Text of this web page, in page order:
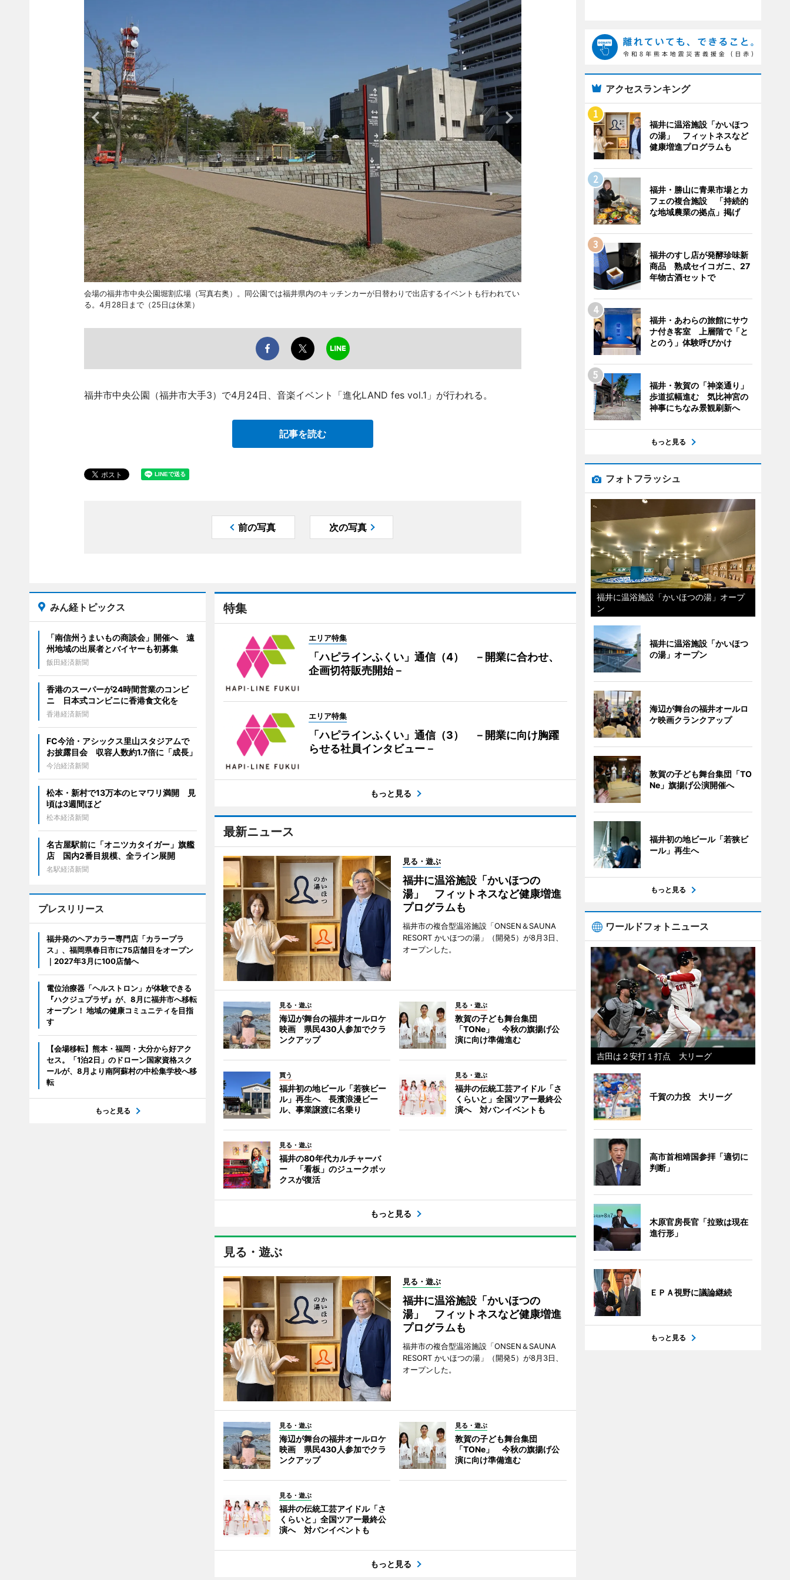
会場の福井市中央公園堀割広場（写真右奥）。同公園では福井県内のキッチンカーが日替わりで出店するイベントも行われてい
る。4月28日まで（25日は休業）
福井市中央公園（福井市大手3）で4月24日、音楽イベント「進化LAND fes vol.1」が行われる。
記事を読む
前の写真 次の写真
特集
エリア特集
「ハピラインふくい」通信（4） －開業に合わせ、
企画切符販売開始－
エリア特集
「ハピラインふくい」通信（3） －開業に向け胸躍
らせる社員インタビュー－
もっと見る
最新ニュース
見る・遊ぶ
福井に温浴施設「かいほつの
湯」 フィットネスなど健康増進
プログラムも
福井市の複合型温浴施設「ONSEN＆SAUNA
RESORT かいほつの湯」（開発5）が8月3日、
オープンした。
見る・遊ぶ
海辺が舞台の福井オールロケ
映画 県民430人参加でクラ
ンクアップ
見る・遊ぶ
敦賀の子ども舞台集団
「TONe」 今秋の旗揚げ公
演に向け準備進む
買う
福井初の地ビール「若狭ビー
ル」再生へ 長濱浪漫ビー
ル、事業譲渡に名乗り
見る・遊ぶ
福井の伝統工芸アイドル「さ
くらいと」全国ツアー最終公
演へ 対バンイベントも
見る・遊ぶ
福井の80年代カルチャーバ
ー 「看板」のジュークボッ
クスが復活
もっと見る
見る・遊ぶ
見る・遊ぶ
福井に温浴施設「かいほつの
湯」 フィットネスなど健康増進
プログラムも
福井市の複合型温浴施設「ONSEN＆SAUNA
RESORT かいほつの湯」（開発5）が8月3日、
オープンした。
見る・遊ぶ
海辺が舞台の福井オールロケ
映画 県民430人参加でクラ
ンクアップ
見る・遊ぶ
敦賀の子ども舞台集団
「TONe」 今秋の旗揚げ公
演に向け準備進む
見る・遊ぶ
福井の伝統工芸アイドル「さ
くらいと」全国ツアー最終公
演へ 対バンイベントも
もっと見る
みん経トピックス
「南信州うまいもの商談会」開催へ 遠
州地域の出展者とバイヤーも初募集
飯田経済新聞
香港のスーパーが24時間営業のコンビ
ニ 日本式コンビニに香港食文化を
香港経済新聞
FC今治・アシックス里山スタジアムで
お披露目会 収容人数約1.7倍に「成長」
今治経済新聞
松本・新村で13万本のヒマワリ満開 見
頃は3週間ほど
松本経済新聞
名古屋駅前に「オニツカタイガー」旗艦
店 国内2番目規模、全ライン展開
名駅経済新聞
プレスリリース
福井発のヘアカラー専門店「カラープラ
ス」、福岡県春日市に75店舗目をオープン
｜2027年3月に100店舗へ
電位治療器「ヘルストロン」が体験できる
『ハクジュプラザ』が、8月に福井市へ移転
オープン！ 地域の健康コミュニティを目指
す
【会場移転】熊本・福岡・大分から好アク
セス。「1泊2日」のドローン国家資格スク
ールが、8月より南阿蘇村の中松集学校へ移
転
もっと見る
アクセスランキング
福井に温浴施設「かいほつ
の湯」 フィットネスなど
健康増進プログラムも
福井・勝山に青果市場とカ
フェの複合施設 「持続的
な地域農業の拠点」掲げ
福井のすし店が発酵珍味新
商品 熟成セイコガニ、27
年物古酒セットで
福井・あわらの旅館にサウ
ナ付き客室 上層階で「と
とのう」体験呼びかけ
福井・敦賀の「神楽通り」
歩道拡幅進む 気比神宮の
神事にちなみ景観刷新へ
もっと見る
フォトフラッシュ
福井に温浴施設「かいほつの湯」オープ
ン
福井に温浴施設「かいほつ
の湯」オープン
海辺が舞台の福井オールロ
ケ映画クランクアップ
敦賀の子ども舞台集団「TO
Ne」旗揚げ公演開催へ
福井初の地ビール「若狭ビ
ール」再生へ
もっと見る
ワールドフォトニュース
吉田は２安打１打点 大リーグ
千賀の力投 大リーグ
高市首相靖国参拝「適切に
判断」
木原官房長官「拉致は現在
進行形」
ＥＰＡ視野に議論継続
もっと見る